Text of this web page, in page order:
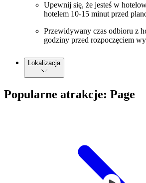
Upewnij się, że jesteś w
hotelem 10-15 minut przed
Przewidywany czas odbioru z
godziny przed rozpoczęciem
Lokalizacja
Popularne atrakcje: Page